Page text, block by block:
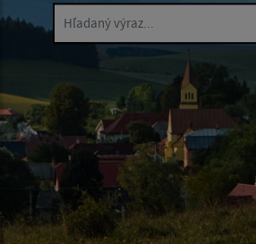
Hľadaný výraz...